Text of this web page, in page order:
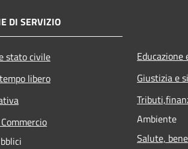
DI SERVIZIO
stato civile
libero
Educazione
Giustizia e
Ambiente
Salute,